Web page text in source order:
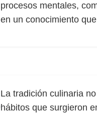
procesos mentales,
en un conocimiento
La tradición culinaria
hábitos que surgieron